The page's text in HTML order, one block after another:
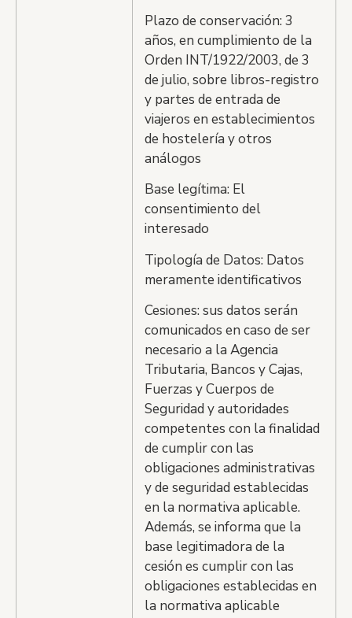
Plazo de conservación: 3
años, en cumplimiento de la
Orden INT/1922/2003, de 3
de julio, sobre libros-registro
y partes de entrada de
viajeros en establecimientos
de hostelería y otros
análogos
Base legítima: El
consentimiento del
interesado
Tipología de Datos: Datos
meramente identificativos
Cesiones: sus datos serán
comunicados en caso de ser
necesario a la Agencia
Tributaria, Bancos y Cajas,
Fuerzas y Cuerpos de
Seguridad y autoridades
competentes con la finalidad
de cumplir con las
obligaciones administrativas
y de seguridad establecidas
en la normativa aplicable.
Además, se informa que la
base legitimadora de la
cesión es cumplir con las
obligaciones establecidas en
la normativa aplicable